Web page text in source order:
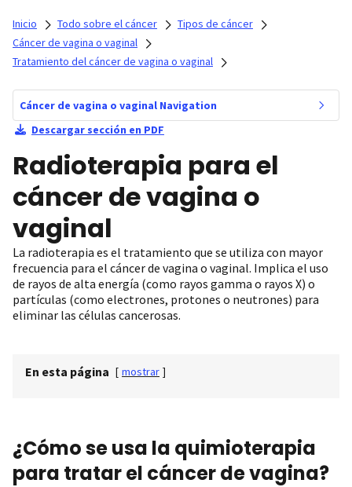
Inicio Todo sobre el cáncer
Tipos de cáncer
Cáncer de vagina o vaginal
Tratamiento del cáncer de vagina o vaginal
Cáncer de vagina o vaginal Navigation
Descargar sección en PDF
Radioterapia para el
cáncer de vagina o
vaginal
La radioterapia es el tratamiento que se utiliza con mayor
frecuencia para el cáncer de vagina o vaginal. Implica el uso
de rayos de alta energía (como rayos gamma o rayos X) o
partículas (como electrones, protones o neutrones) para
eliminar las células cancerosas.
En esta página [ mostrar ]
¿Cómo se usa la quimioterapia
para tratar el cáncer de vagina?